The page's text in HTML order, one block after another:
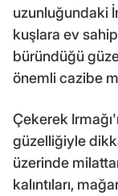
uzunluğundaki
kuşlara ev
büründüğü
önemli cazibe
Çekerek
güzelliğiyle
üzerinde
kalıntıları,